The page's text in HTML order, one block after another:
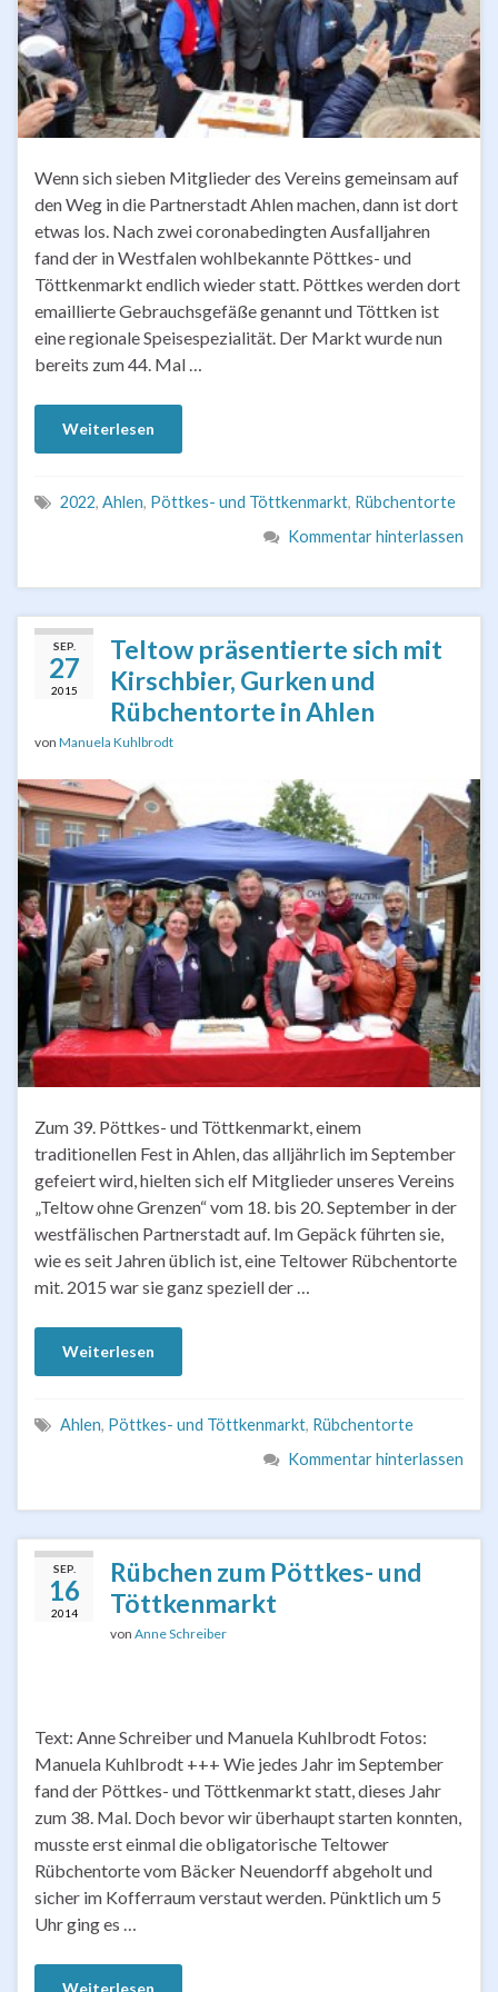
Wenn sich sieben Mitglieder des Vereins gemeinsam auf
den Weg in die Partnerstadt Ahlen machen, dann ist dort
etwas los. Nach zwei coronabedingten Ausfalljahren
fand der in Westfalen wohlbekannte Pöttkes- und
Töttkenmarkt endlich wieder statt. Pöttkes werden dort
emaillierte Gebrauchsgefäße genannt und Töttken ist
eine regionale Speisespezialität. Der Markt wurde nun
bereits zum 44. Mal …
Weiterlesen
2022, Ahlen, Pöttkes- und Töttkenmarkt, Rübchentorte
Kommentar hinterlassen
SEP.
27
2015
Teltow präsentierte sich mit
Kirschbier, Gurken und
Rübchentorte in Ahlen
von Manuela Kuhlbrodt
Zum 39. Pöttkes- und Töttkenmarkt, einem
traditionellen Fest in Ahlen, das alljährlich im September
gefeiert wird, hielten sich elf Mitglieder unseres Vereins
„Teltow ohne Grenzen“ vom 18. bis 20. September in der
westfälischen Partnerstadt auf. Im Gepäck führten sie,
wie es seit Jahren üblich ist, eine Teltower Rübchentorte
mit. 2015 war sie ganz speziell der …
Weiterlesen
Ahlen, Pöttkes- und Töttkenmarkt, Rübchentorte
Kommentar hinterlassen
SEP.
16
2014
Rübchen zum Pöttkes- und
Töttkenmarkt
von Anne Schreiber
Text: Anne Schreiber und Manuela Kuhlbrodt Fotos:
Manuela Kuhlbrodt +++ Wie jedes Jahr im September
fand der Pöttkes- und Töttkenmarkt statt, dieses Jahr
zum 38. Mal. Doch bevor wir überhaupt starten konnten,
musste erst einmal die obligatorische Teltower
Rübchentorte vom Bäcker Neuendorff abgeholt und
sicher im Kofferraum verstaut werden. Pünktlich um 5
Uhr ging es …
Weiterlesen